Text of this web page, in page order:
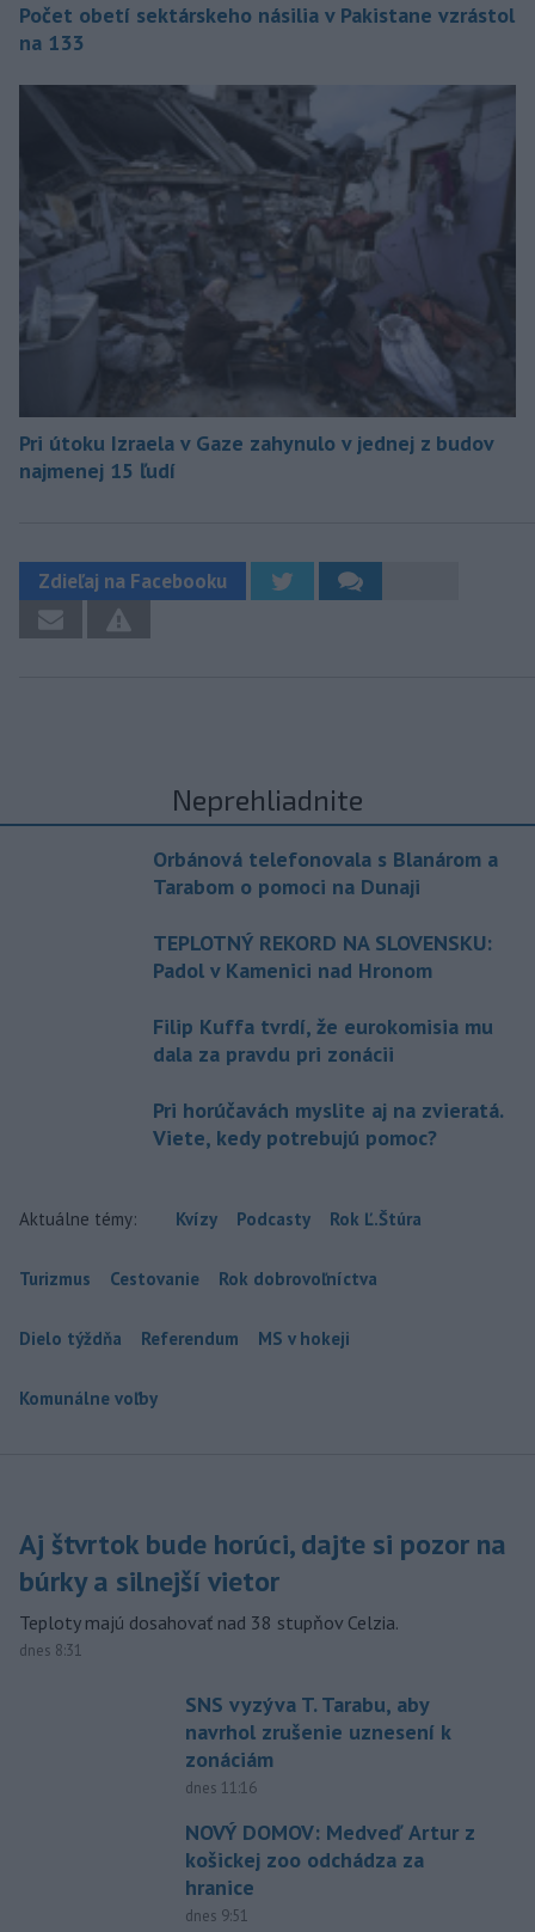
Počet obetí sektárskeho násilia v Pakistane vzrástol
na 133
Pri útoku Izraela v Gaze zahynulo v jednej z budov
najmenej 15 ľudí
Zdieľaj na Facebooku
Neprehliadnite
Orbánová telefonovala s Blanárom a
Tarabom o pomoci na Dunaji
TEPLOTNÝ REKORD NA SLOVENSKU:
Padol v Kamenici nad Hronom
Filip Kuffa tvrdí, že eurokomisia mu
dala za pravdu pri zonácii
Pri horúčavách myslite aj na zvieratá.
Viete, kedy potrebujú pomoc?
Aktuálne témy: Kvízy Podcasty Rok Ľ.Štúra
Turizmus Cestovanie Rok dobrovoľníctva
Dielo týždňa Referendum MS v hokeji
Komunálne voľby
Aj štvrtok bude horúci, dajte si pozor na
búrky a silnejší vietor
Teploty majú dosahovať nad 38 stupňov Celzia.
dnes 8:31
SNS vyzýva T. Tarabu, aby
navrhol zrušenie uznesení k
zonáciám
dnes 11:16
NOVÝ DOMOV: Medveď Artur z
košickej zoo odchádza za
hranice
dnes 9:51